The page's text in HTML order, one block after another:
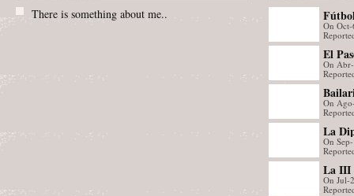
There is something about me..
On
El
On
On
La
On
La III
se
On Jul-